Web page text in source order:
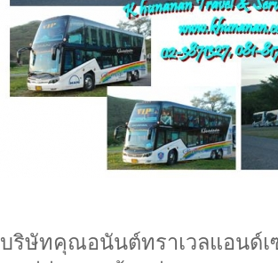
บริษัทคุณอนันต์ทราเวลแอนด์เ